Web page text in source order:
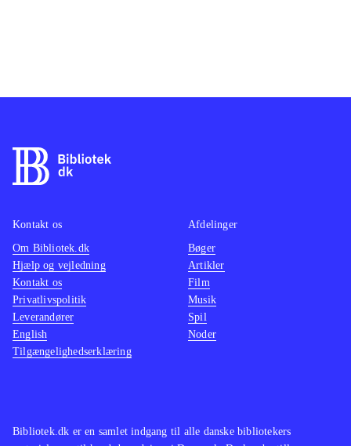
Bibliotek.dk er en samlet indgang til alle danske bibliotekers
Kontakt os
Om Bibliotek.dk
Hjælp og vejledning
Kontakt os
Privatlivspolitik
Leverandører
English
Tilgængelighedserklæring
Afdelinger
Bøger
Artikler
Film
Musik
Spil
Noder